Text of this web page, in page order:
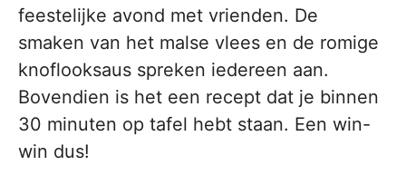
feestelijke avond met vrienden. De
smaken van het malse vlees en de romige
knoflooksaus spreken iedereen aan.
Bovendien is het een recept dat je binnen
30 minuten op tafel hebt staan. Een win-
win dus!